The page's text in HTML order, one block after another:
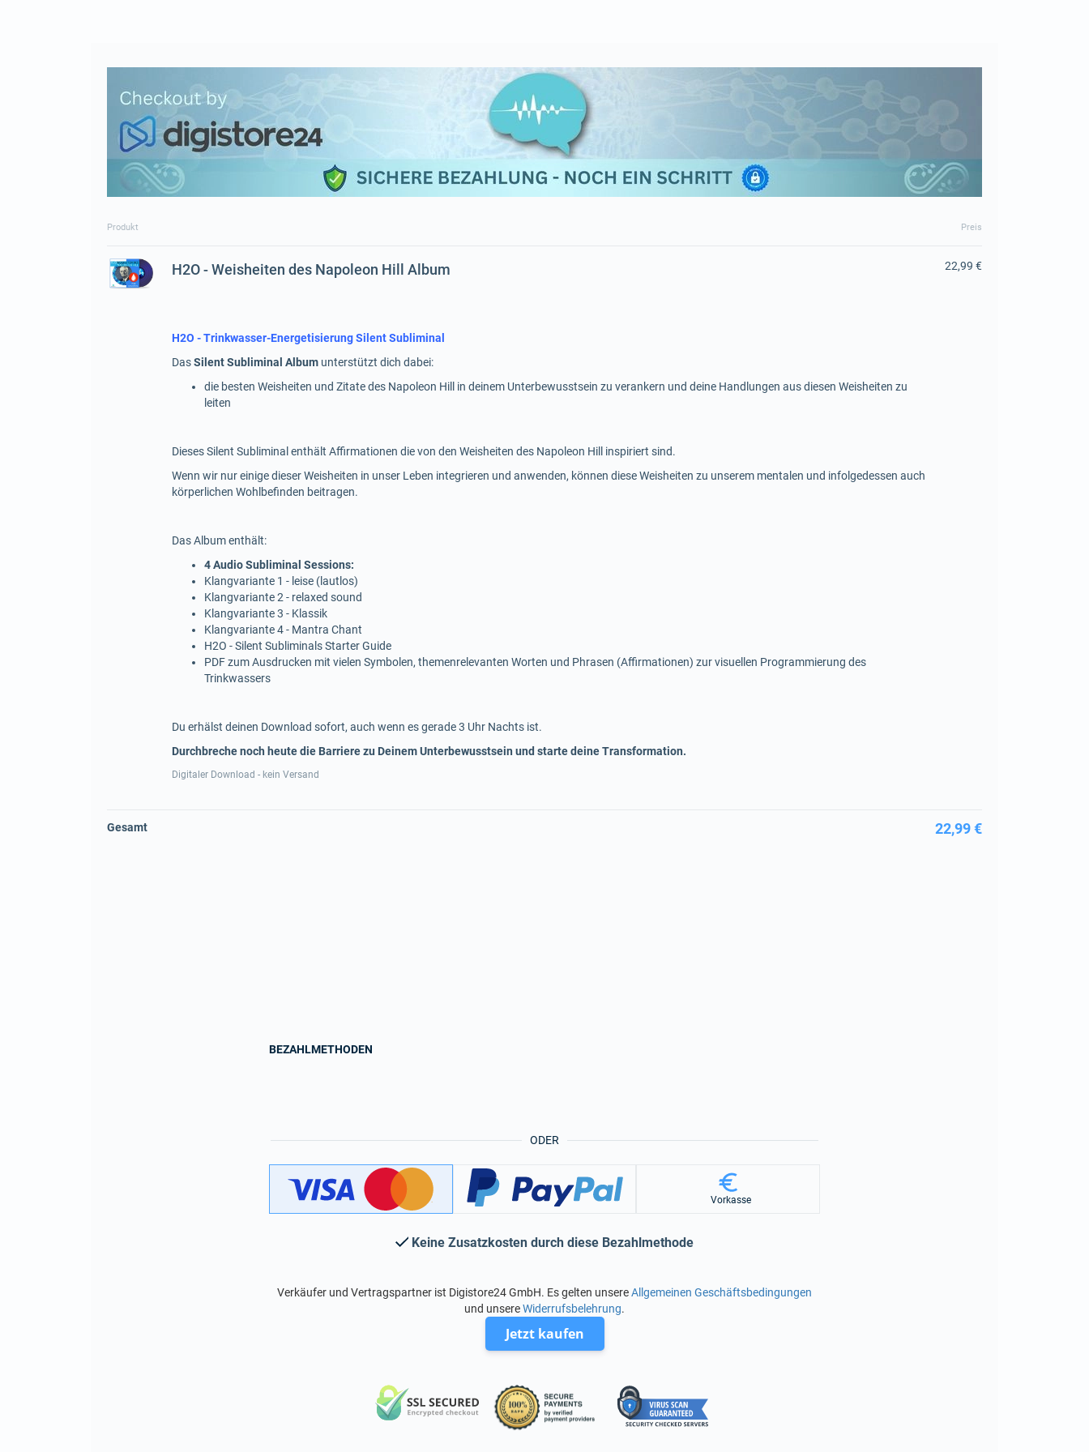
Produkt Preis
H2O - Weisheiten des Napoleon Hill Album
H2O - Trinkwasser-Energetisierung Silent Subliminal
DasSilent Subliminal Album unterstützt dich dabei:
die besten Weisheiten und Zitate des Napoleon Hill in deinem Unterbewusstsein zu verankern und deine Handlungen aus diesen Weisheiten zu
leiten
Dieses Silent Subliminal enthält Affirmationen die von den Weisheiten des Napoleon Hill inspiriert sind.
Wenn wir nur einige dieser Weisheiten in unser Leben integrieren und anwenden, können diese Weisheiten zu unserem mentalen und infolgedessen auch
körperlichen Wohlbefinden beitragen.
Das Album enthält:
4 Audio Subliminal Sessions:
Klangvariante 1 - leise (lautlos)
Klangvariante 2 - relaxed sound
Klangvariante 3 - Klassik
Klangvariante 4 - Mantra Chant
H2O - Silent Subliminals Starter Guide
PDF zum Ausdrucken mit vielen Symbolen, themenrelevanten Worten und Phrasen (Affirmationen) zur visuellen Programmierung des
Trinkwassers
Du erhälst deinen Download sofort, auch wenn es gerade 3 Uhr Nachts ist.
Durchbreche noch heute die Barriere zu Deinem Unterbewusstsein und starte deine Transformation.
Digitaler Download - kein Versand
22,99 €
Gesamt 22,99 €
ODER
BEZAHLMETHODEN
Vorkasse
Keine Zusatzkosten durch diese Bezahlmethode
Verkäufer und Vertragspartner ist Digistore24 GmbH. Es gelten unsereAllgemeinen Geschäftsbedingungen
und unsereWiderrufsbelehrung.
Jetzt kaufen